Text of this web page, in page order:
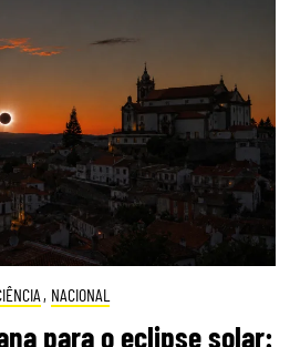
, NACIONAL
para o eclipse solar: